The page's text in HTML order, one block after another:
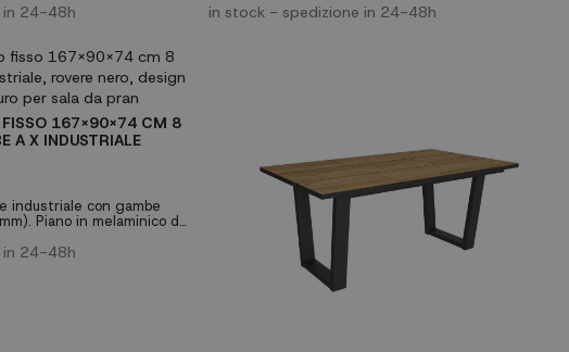
o come tavolo da
Capacità per 10
✓ Finitura rovere e
in 24-48h
Perfetto per riunioni di famiglia o come tavolo da
lavoro multifunzionale. ✓ Capacità per 10
in stock - spedizione in 24-48h
FISSO 167X90X74 CM 8
A X INDUSTRIALE
industriale con gambe
Piano in melaminico da
o come tavolo da
Capacità per 8
in 24-48h